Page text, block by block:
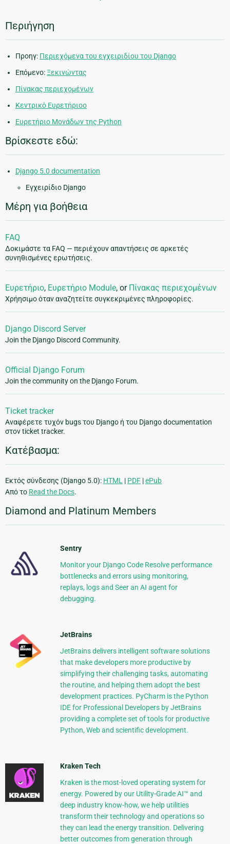
Περιήγηση
Προηγ: Περιεχόμενα του εγχειριδίου του Django
Επόμενο:Ξεκινώντας
Πίνακας περιεχομένων
Κεντρικό Ευρετήριοο
Ευρετήριο Μονάδων της Python
Βρίσκεστε εδώ:
Django 5.0 documentation
Εγχειρίδιο Django
Μέρη για βοήθεια
FAQ
Δοκιμάστε τα FAQ — περιέχουν απαντήσεις σε αρκετές
συνηθισμένες ερωτήσεις.
Ευρετήριο, Ευρετήριο Module, or Πίνακας περιεχομένων
Χρήησιμο όταν αναζητείτε συγκεκριμένες πληροφορίες.
Django Discord Server
Join the Django Discord Community.
Official Django Forum
Join the community on the Django Forum.
Ticket tracker
Αναφέρετε τυχόν bugs του Django ή του Django documentation
στον ticket tracker.
Κατέβασμα:
Εκτός σύνδεσης (Django 5.0): HTML | PDF |ePub
Από το Read the Docs.
Diamond and Platinum Members
Sentry
Monitor your Django Code Resolve performance
bottlenecks and errors using monitoring,
replays, logs and Seer an AI agent for
debugging.
JetBrains
JetBrains delivers intelligent software solutions
that make developers more productive by
simplifying their challenging tasks, automating
the routine, and helping them adopt the best
development practices. PyCharm is the Python
IDE for Professional Developers by JetBrains
providing a complete set of tools for productive
Python, Web and scientific development.
Kraken Tech
Kraken is the most-loved operating system for
energy. Powered by our Utility-Grade AI™ and
deep industry know-how, we help utilities
transform their technology and operations so
they can lead the energy transition. Delivering
better outcomes from generation through